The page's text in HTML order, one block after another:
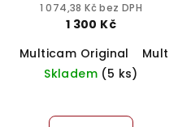
1 074,38 Kč bez DPH
1 300 Kč
Multicam Original
Skladem (5 ks)